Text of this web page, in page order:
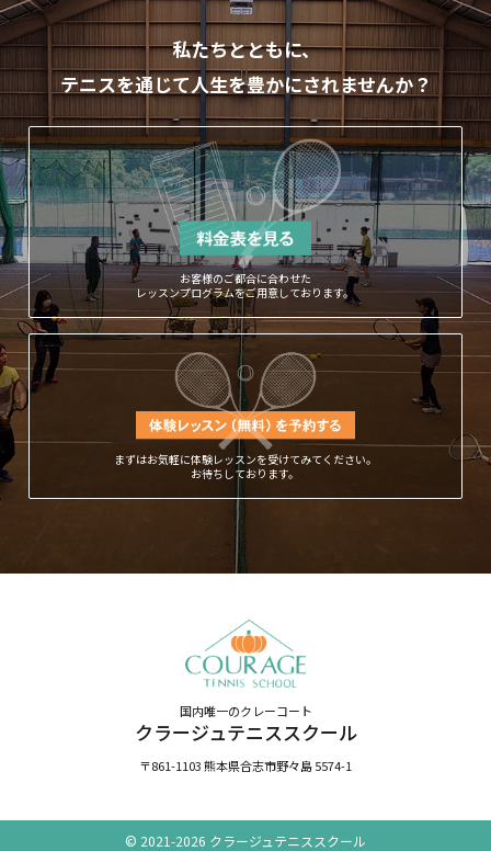
私たちとともに、
テニスを通じて人生を豊かにされませんか？
お客様のご都合に合わせた
レッスンプログラムをご用意しております。
まずはお気軽に体験レッスンを受けてみてください。
お待ちしております。
国内唯一のクレーコート
クラージュテニススクール
〒861-1103 熊本県合志市野々島 5574-1
© 2021-2026 クラージュテニススクール